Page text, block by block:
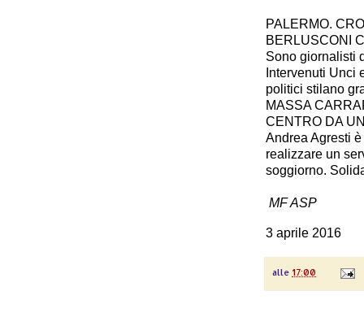
PALERMO.
BERLUSCONI
Sono giornalisti
Intervenuti Unci
politici stilano
MASSA
CENTRO DA
Andrea Agresti
realizzare un
soggiorno.
MF ASP
3 aprile 2016
alle 17:00